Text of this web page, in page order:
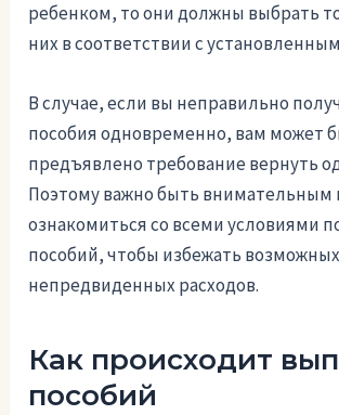
ребенком, то они должны выбрать
них в соответствии с
В случае, если вы неправильно
пособия одновременно, вам может
предъявлено требование вернуть
Поэтому важно быть внимательным
ознакомиться со всеми условиями
пособий, чтобы избежать
непредвиденных расходов.
Как происходит
пособий